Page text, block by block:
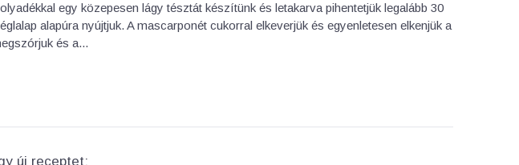
egy közepesen lágy tésztát készítünk és letakarva pihentetjük legalább 30
alapúra nyújtjuk. A mascarponét cukorral elkeverjük és egyenletesen elkenjük a
és a...
új receptet: